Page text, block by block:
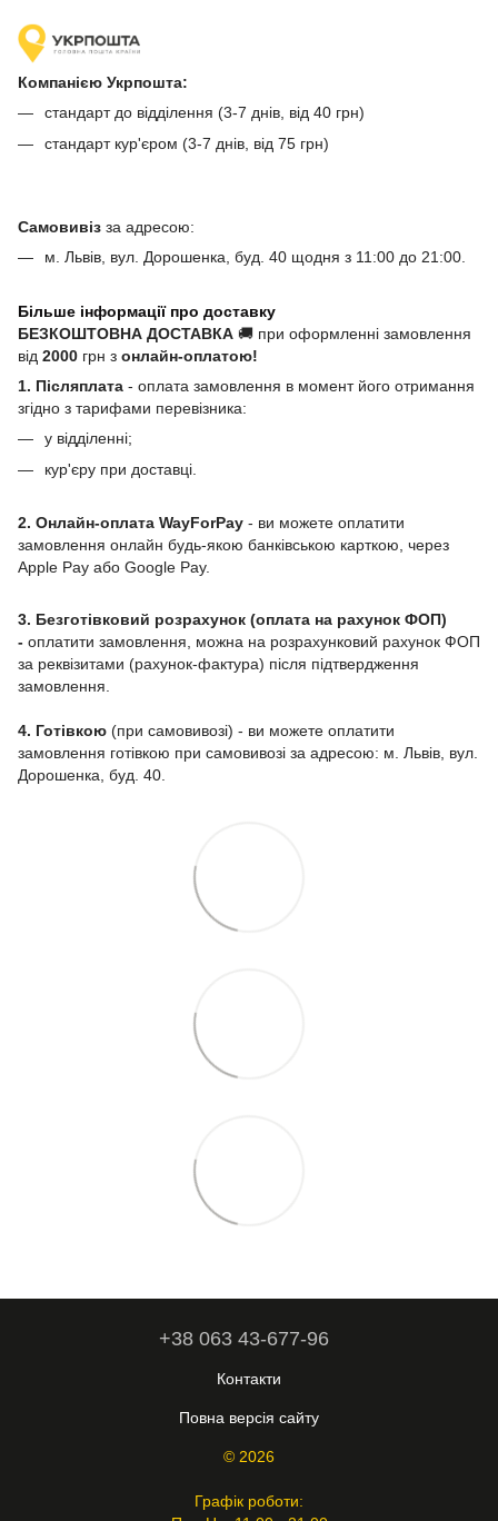
Компанією Укрпошта:
стандарт до відділення (3-7 днів, від 40 грн)
стандарт кур'єром (3-7 днів, від 75 грн)
Самовивіз за адресою:
м. Львів, вул. Дорошенка, буд. 40 щодня з 11:00 до 21:00.
Більше інформації про доставку
БЕЗКОШТОВНА ДОСТАВКА 🚚 при оформленні замовлення
від 2000 грн з онлайн-оплатою!
1. Післяплата - оплата замовлення в момент його отримання
згідно з тарифами перевізника:
у відділенні;
кур'єру при доставці.
2. Онлайн-оплата WayForPay - ви можете оплатити
замовлення онлайн будь-якою банківською карткою, через
Apple Pay або Google Pay.
3. Безготівковий розрахунок (оплата на рахунок ФОП)
- оплатити замовлення, можна на розрахунковий рахунок ФОП
за реквізитами (рахунок-фактура) після підтвердження
замовлення.
4. Готівкою (при самовивозі) - ви можете оплатити
замовлення готівкою при самовивозі за адресою: м. Львів, вул.
Дорошенка, буд. 40.
+38 063 43-677-96
Контакти
Повна версія сайту
© 2026
Графік роботи: